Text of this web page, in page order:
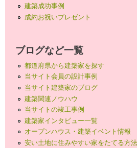
建築成功事例
成約お祝いプレゼント
ブログなど一覧
都道府県から建築家を探す
当サイト会員の設計事例
当サイト建築家のブログ
建築関連ノウハウ
当サイトの竣工事例
建築家インタビュー一覧
オープンハウス・建築イベント情報
安い土地に住みやすい家をたてる方法